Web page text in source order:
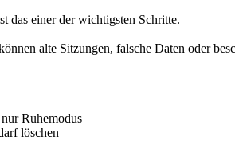
das einer der wichtigsten Schritte.
alte Sitzungen, falsche Daten oder
Ruhemodus
löschen